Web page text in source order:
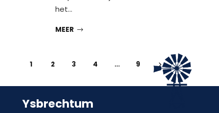
het…
MEER
1 2 3 4 … 9
Ysbrechtum